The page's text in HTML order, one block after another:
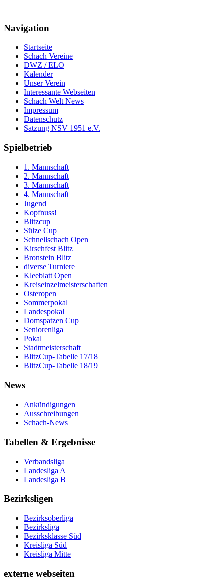
Navigation
Startseite
Schach Vereine
DWZ / ELO
Kalender
Unser Verein
Interessante Webseiten
Schach Welt News
Impressum
Datenschutz
Satzung NSV 1951 e.V.
Spielbetrieb
1. Mannschaft
2. Mannschaft
3. Mannschaft
4. Mannschaft
Jugend
Kopfnuss!
Blitzcup
Sülze Cup
Schnellschach Open
Kirschfest Blitz
Bronstein Blitz
diverse Turniere
Kleeblatt Open
Kreiseinzelmeisterschaften
Osteropen
Sommerpokal
Landespokal
Domspatzen Cup
Seniorenliga
Pokal
Stadtmeisterschaft
BlitzCup-Tabelle 17/18
BlitzCup-Tabelle 18/19
News
Ankündigungen
Ausschreibungen
Schach-News
Tabellen & Ergebnisse
Verbandsliga
Landesliga A
Landesliga B
Bezirksligen
Bezirksoberliga
Bezirksliga
Bezirksklasse Süd
Kreisliga Süd
Kreisliga Mitte
externe webseiten